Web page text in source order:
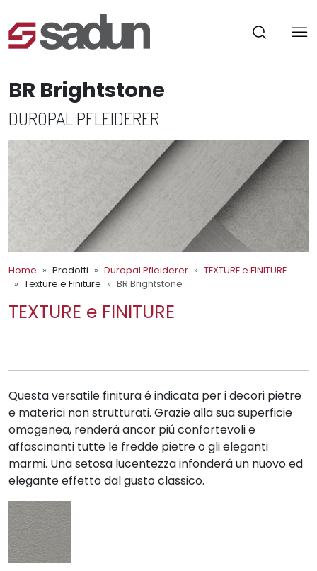
BR Brightstone
DUROPAL PFLEIDERER
Home Prodotti Duropal Pfleiderer
TEXTURE e FINITURE
Texture e Finiture
BR Brightstone
TEXTURE e FINITURE
Questa versatile finitura é indicata per i decori pietre
e materici non strutturati. Grazie alla sua superficie
omogenea, renderá ancor piú confortevoli e
affascinanti tutte le fredde pietre o gli eleganti
marmi. Una setosa lucentezza infonderá un nuovo ed
elegante effetto dal gusto classico.